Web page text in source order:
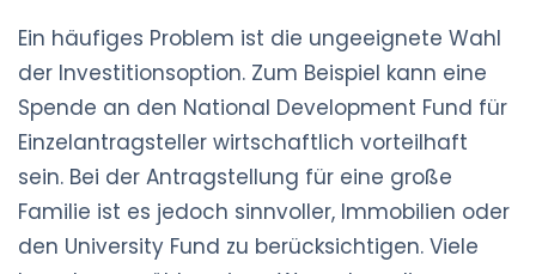
Ein häufiges Problem ist die ungeeignete Wahl
der Investitionsoption. Zum Beispiel kann eine
Spende an den National Development Fund für
Einzelantragsteller wirtschaftlich vorteilhaft
sein. Bei der Antragstellung für eine große
Familie ist es jedoch sinnvoller, Immobilien oder
den University Fund zu berücksichtigen. Viele